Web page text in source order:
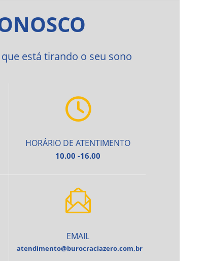
está tirando o seu sono
HORÁRIO DE ATENTIMENTO
10.00 -16.00
EMAIL
atendimento@burocraciazero.com,br